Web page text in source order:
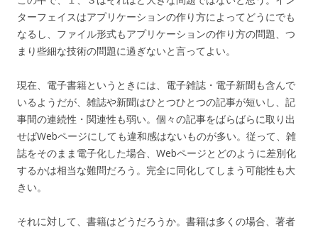
ターフェイスはアプリケーションの作り方によってどうにでも
なるし、ファイル形式もアプリケーションの作り方の問題、つ
まり些細な技術の問題に過ぎないと言ってよい。
現在、電子書籍というときには、電子雑誌・電子新聞も含んで
いるようだが、雑誌や新聞はひとつひとつの記事が短いし、記
事間の連続性・関連性も弱い。個々の記事をばらばらに取り出
せばWebページにしても違和感はないものが多い。従って、雑
誌をそのまま電子化した場合、Webページとどのように差別化
するかは相当な難問だろう。完全に同化してしまう可能性も大
きい。
それに対して、書籍はどうだろうか。書籍は多くの場合、著者